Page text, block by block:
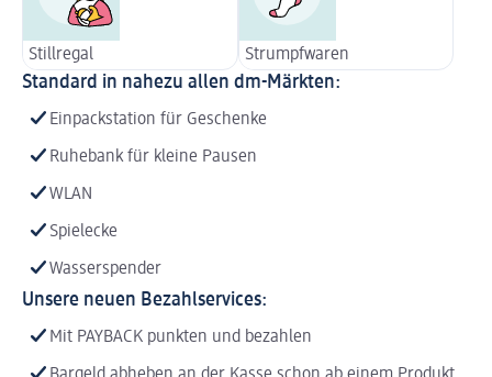
Stillregal Strumpfwaren
Standard in nahezu allen dm-Märkten:
Einpackstation für Geschenke
Ruhebank für kleine Pausen
WLAN
Spielecke
Wasserspender
Unsere neuen Bezahlservices:
Mit PAYBACK punkten und bezahlen